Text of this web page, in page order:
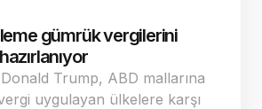
gümrük vergilerini
Trump, ABD mallarına
uygulayan ülkelere karşı